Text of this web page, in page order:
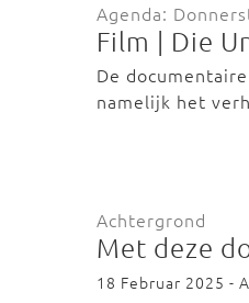
Agenda:
Film | Die
De
namelijk het
Achtergrond
Met deze
18 Februar 2025 -